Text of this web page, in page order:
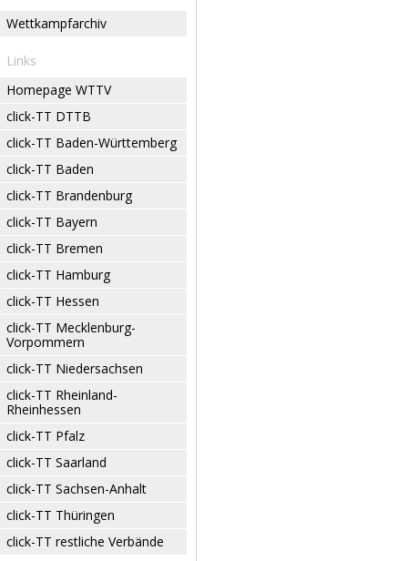
Wettkampfarchiv
Links
Homepage WTTV
click-TT DTTB
click-TT Baden-Württemberg
click-TT Baden
click-TT Brandenburg
click-TT Bayern
click-TT Bremen
click-TT Hamburg
click-TT Hessen
click-TT Mecklenburg-
Vorpommern
click-TT Niedersachsen
click-TT Rheinland-
Rheinhessen
click-TT Pfalz
click-TT Saarland
click-TT Sachsen-Anhalt
click-TT Thüringen
click-TT restliche Verbände